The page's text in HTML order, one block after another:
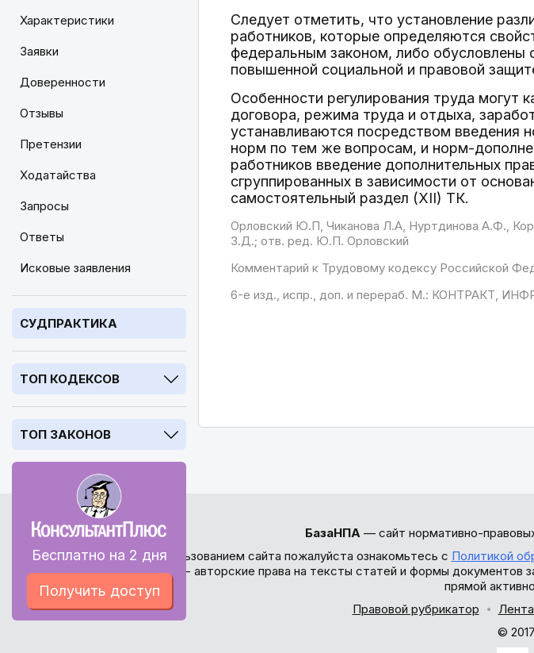
Характеристики
Заявки
Доверенности
Отзывы
Претензии
Ходатайства
Запросы
Ответы
Исковые заявления
СУДПРАКТИКА
ТОП КОДЕКСОВ
ТОП ЗАКОНОВ
Бесплатно на 2 дня
Получить доступ
Следует отметить, что установление
работников, которые определяются
федеральным законом, либо обусловлены
повышенной социальной и правовой
Особенности регулирования труда могут
договора, режима труда и отдыха,
устанавливаются посредством введения
норм по тем же вопросам, и норм-
работников введение дополнительных
сгруппированных в зависимости от
самостоятельный раздел (XII) ТК.
Орловский Ю.П, Чиканова Л.А, Нуртдинова А.Ф.,
З.Д.; отв. ред. Ю.П. Орловский
Комментарий к Трудовому кодексу Российской
6-е изд., испр., доп. и перераб. М.: КОНТРАКТ,
БазаНПА— сайт нормативно-
Перед использованием сайта пожалуйста ознакомьтесь с Политикой
внимание - авторские права на тексты статей и формы документов
прямой
Правовой рубрикатор
©